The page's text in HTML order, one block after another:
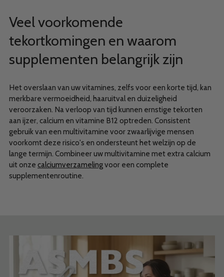
Veel voorkomende
tekortkomingen en waarom
supplementen belangrijk zijn
Het overslaan van uw vitamines, zelfs voor een korte tijd, kan
merkbare vermoeidheid, haaruitval en duizeligheid
veroorzaken. Na verloop van tijd kunnen ernstige tekorten
aan ijzer, calcium en vitamine B12 optreden. Consistent
gebruik van een multivitamine voor zwaarlijvige mensen
voorkomt deze risico's en ondersteunt het welzijn op de
lange termijn. Combineer uw multivitamine met extra calcium
uit onze calciumverzamelingvoor een complete
supplementenroutine.